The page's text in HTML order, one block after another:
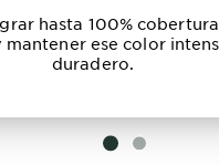
hasta 100%
mantener ese color
duradero.
SLIDE 1SLIDE 2